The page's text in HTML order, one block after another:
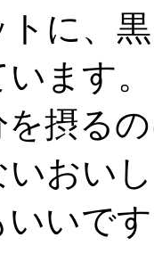
に、
ます
摂る
いおい
いで